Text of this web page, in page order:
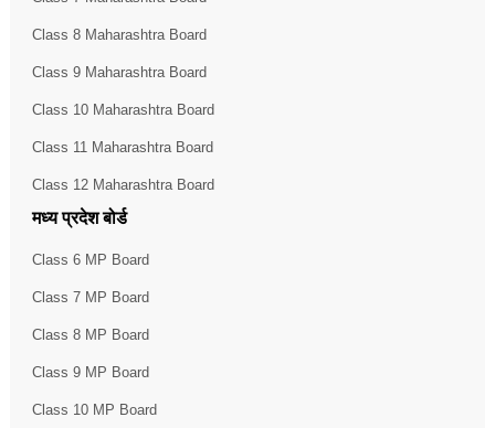
Class 8 Maharashtra Board
Class 9 Maharashtra Board
Class 10 Maharashtra Board
Class 11 Maharashtra Board
Class 12 Maharashtra Board
मध्य प्रदेश बोर्ड
Class 6 MP Board
Class 7 MP Board
Class 8 MP Board
Class 9 MP Board
Class 10 MP Board